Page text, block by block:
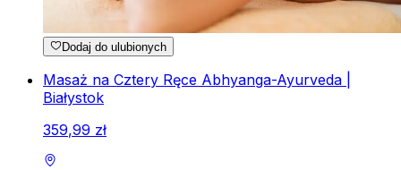
Dodaj do ulubionych
Masaż na Cztery Ręce Abhyanga-Ayurveda |
Białystok
359,99 zł